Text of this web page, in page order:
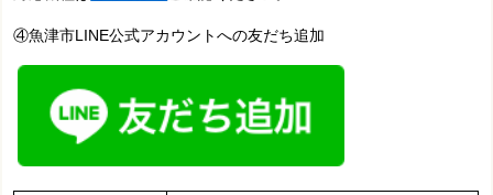
④魚津市LINE公式アカウントへの友だち追加